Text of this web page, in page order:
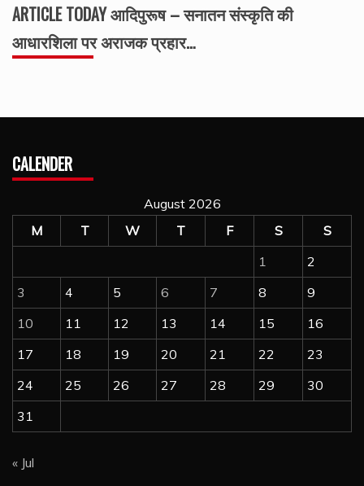
ARTICLE TODAY आदिपुरूष – सनातन संस्कृति की
आधारशिला पर अराजक प्रहार…
CALENDER
August 2026
M
T W T F S
S
1
2
3
4 5 6 7 8
9
10
11 12 13 14 15
16
17
18 19 20 21 22
23
24
25 26 27 28 29
30
31
« Jul